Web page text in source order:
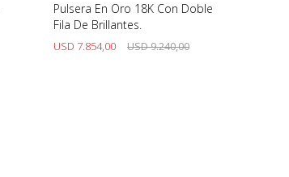
Pulsera En Oro 18K Con Doble
Fila De Brillantes.
USD 7.854,00 USD9.240,00